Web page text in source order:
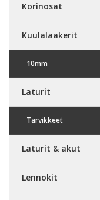
Korinosat
Kuulalaakerit
10mm
Laturit
Tarvikkeet
Laturit & akut
Lennokit